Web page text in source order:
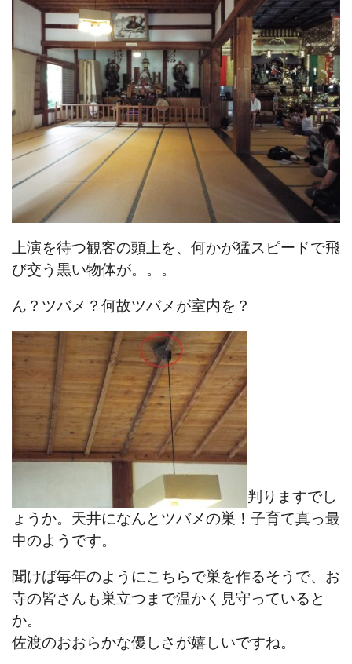
上演を待つ観客の頭上を、何かが猛スピードで飛
び交う黒い物体が。。。
ん？ツバメ？何故ツバメが室内を？
判りますでし
ょうか。天井になんとツバメの巣！子育て真っ最
中のようです。
聞けば毎年のようにこちらで巣を作るそうで、お
寺の皆さんも巣立つまで温かく見守っていると
か。
佐渡のおおらかな優しさが嬉しいですね。